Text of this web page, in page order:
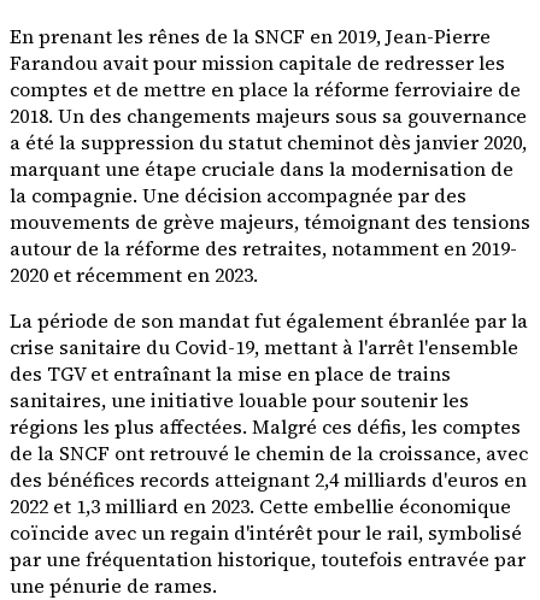
En prenant les rênes de la SNCF en 2019, Jean-Pierre
Farandou avait pour mission capitale de redresser les
comptes et de mettre en place la réforme ferroviaire de
2018. Un des changements majeurs sous sa gouvernance
a été la suppression du statut cheminot dès janvier 2020,
marquant une étape cruciale dans la modernisation de
la compagnie. Une décision accompagnée par des
mouvements de grève majeurs, témoignant des tensions
autour de la réforme des retraites, notamment en 2019-
2020 et récemment en 2023.
La période de son mandat fut également ébranlée par la
crise sanitaire du Covid-19, mettant à l'arrêt l'ensemble
des TGV et entraînant la mise en place de trains
sanitaires, une initiative louable pour soutenir les
régions les plus affectées. Malgré ces défis, les comptes
de la SNCF ont retrouvé le chemin de la croissance, avec
des bénéfices records atteignant 2,4 milliards d'euros en
2022 et 1,3 milliard en 2023. Cette embellie économique
coïncide avec un regain d'intérêt pour le rail, symbolisé
par une fréquentation historique, toutefois entravée par
une pénurie de rames.